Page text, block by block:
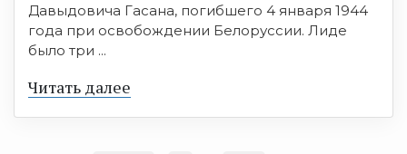
Давыдовича Гасана, погибшего 4 января 1944
года при освобождении Белоруссии. Лиде
было три ...
Читать далее